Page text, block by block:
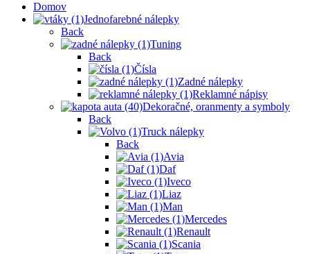
Domov
Jednofarebné nálepky
Back
Tuning
Back
Čísla
Zadné nálepky
Reklamné nápisy
Dekoračné, oranmenty a symboly
Back
Truck nálepky
Back
Avia
Daf
Iveco
Liaz
Man
Mercedes
Renault
Scania